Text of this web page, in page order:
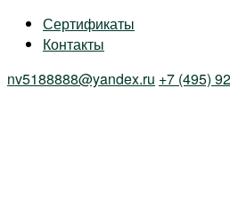
Сертификаты
Контакты
nv5188888@yandex.ru +7 (495)